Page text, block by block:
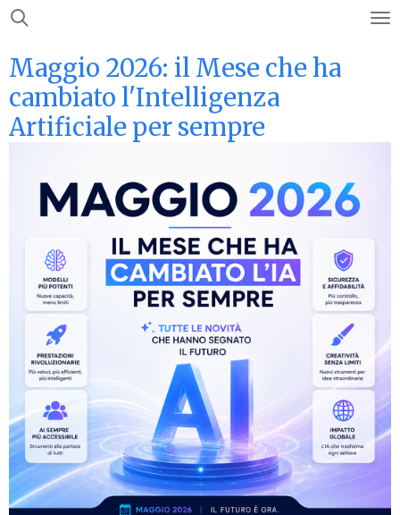
Vai
contenuto
principale
Maggio 2026: il Mese che ha
cambiato l'Intelligenza
Artificiale per sempre